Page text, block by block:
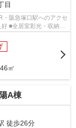
目
阪急塚口駅へのアクセ
■全居室彩光・収納有
㎡
A棟
徒歩26分